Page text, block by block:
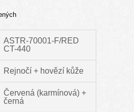
ASTR-70001-F/RED
CT-440
Rejnočí + hovězí kůže
Červená (karmínová) +
černá